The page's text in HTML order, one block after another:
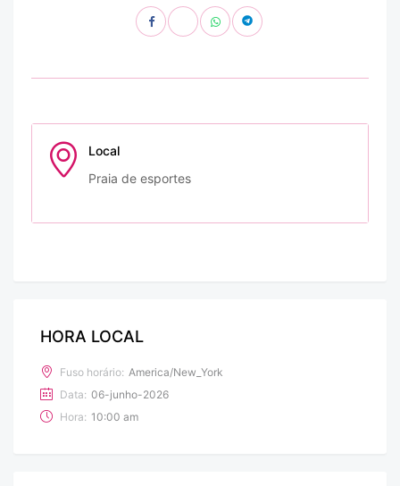
Local
Praia de esportes
HORA LOCAL
Fuso horário: America/New_York
Data: 06-junho-2026
Hora: 10:00 am